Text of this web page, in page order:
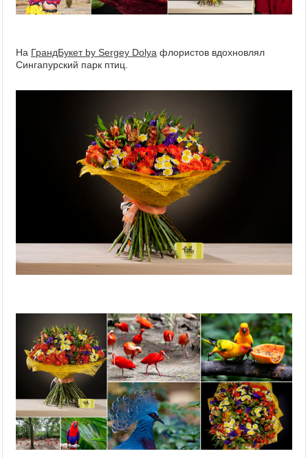
На ГрандБукет by Sergey Dolya флористов вдохновлял
Сингапурский парк птиц.